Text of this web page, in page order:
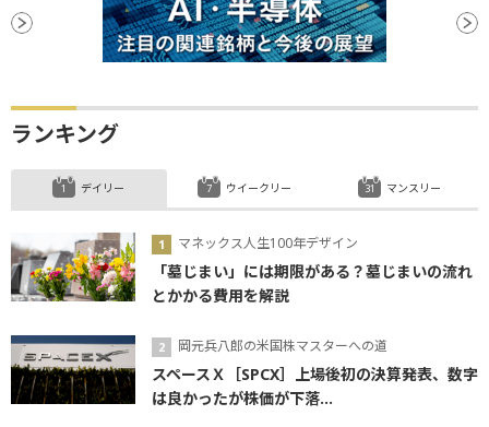
ランキング
デイリー
マネックス人生100年デザイン
「墓じまい」には期限がある？墓じまいの流れ
とかかる費用を解説
岡元兵八郎の米国株マスターへの道
スペースＸ［SPCX］上場後初の決算発表、数字
は良かったが株価が下落...
ウイークリー マンスリー